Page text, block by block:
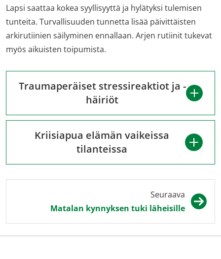
Lapsi saattaa kokea syyllisyyttä ja hylätyksi tulemisen
tunteita. Turvallisuuden tunnetta lisää päivittäisten
arkirutiinien säilyminen ennallaan. Arjen rutiinit tukevat
myös aikuisten toipumista.
Traumaperäiset stressireaktiot ja -
häiriöt
Kriisiapua elämän vaikeissa
tilanteissa
Seuraava
Matalan kynnyksen tuki läheisille